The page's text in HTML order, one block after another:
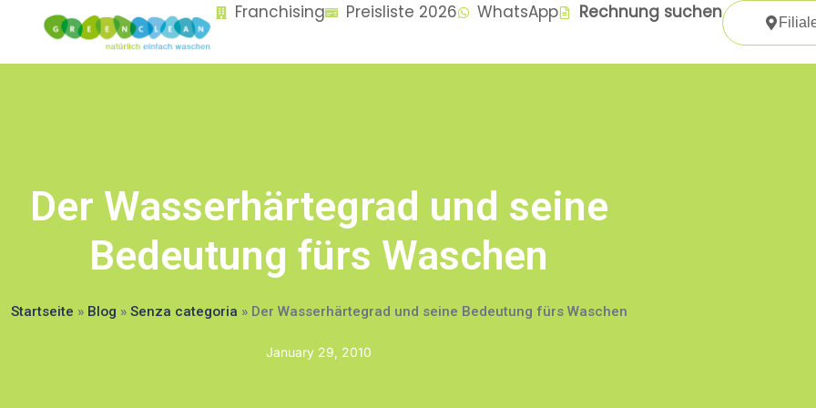
content Franchising Preisliste 2026 WhatsApp Rechnung suchen
Der Wasserhärtegrad und seine
Bedeutung fürs Waschen
Startseite » Blog » Senza categoria » Der Wasserhärtegrad und seine Bedeutung fürs Waschen
January 29, 2010